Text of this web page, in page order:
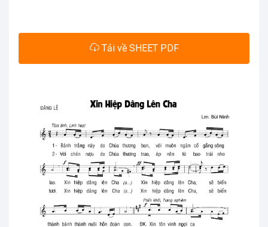
Tải về SHEET PDF